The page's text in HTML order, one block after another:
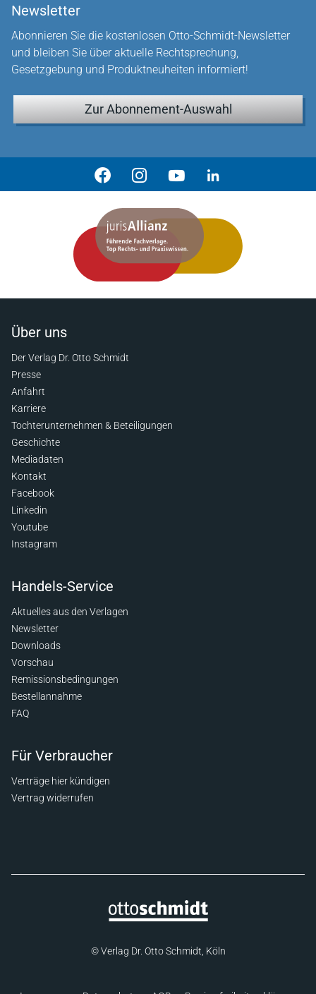
Newsletter
Abonnieren Sie die kostenlosen Otto-Schmidt-Newsletter
und bleiben Sie über aktuelle Rechtsprechung,
Gesetzgebung und Produktneuheiten informiert!
Zur Abonnement-Auswahl
Über uns
Der Verlag Dr. Otto Schmidt
Presse
Anfahrt
Karriere
Tochterunternehmen & Beteiligungen
Geschichte
Mediadaten
Kontakt
Facebook
Linkedin
Youtube
Instagram
Handels-Service
Aktuelles aus den Verlagen
Newsletter
Downloads
Vorschau
Remissionsbedingungen
Bestellannahme
FAQ
Für Verbraucher
Verträge hier kündigen
Vertrag widerrufen
© Verlag Dr. Otto Schmidt, Köln